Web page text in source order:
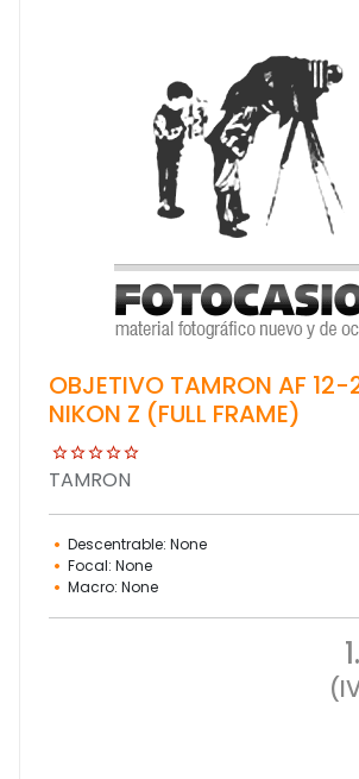
OBJETIVO TAMRON AF
NIKON Z (FULL FRAME)
TAMRON
Descentrable: None
Focal: None
Macro: None